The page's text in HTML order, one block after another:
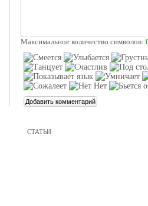
Максимальное количество символов:
СТАТЬИ